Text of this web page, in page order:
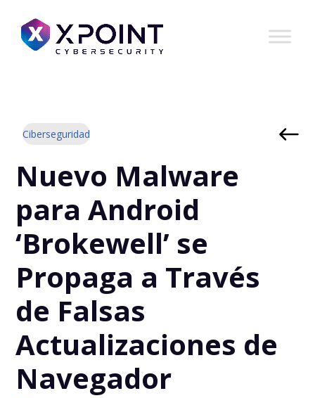
Ciberseguridad
Nuevo Malware
para Android
‘Brokewell’ se
Propaga a Través
de Falsas
Actualizaciones de
Navegador